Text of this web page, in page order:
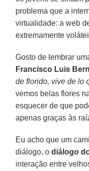
problema que a
virtualidade: a web
extremamente
Gosto de lembrar
Francisco Luis
de florido, vive de lo
vemos belas flores
esquecer de que
apenas graças às
Eu acho que um
diálogo, odiálogo
interação entre